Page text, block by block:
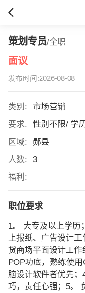
策划专员/全职
面议
发布时间:2026-08-08
类别:
市场营销
要求:
性别不限/ 学
区域:
郧县
人数:
3
福利:
职位要求
1。 大专及以上学历
上报纸、广告设计
货商场平面设计工
POP功底，熟练使
脑设计软件者优先
巧，责任心强；5。